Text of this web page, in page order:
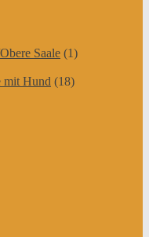
Saale (1)
mit Hund (18)